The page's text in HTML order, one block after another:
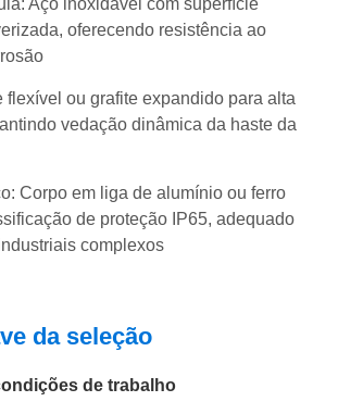
Aço inoxidável com superfície
oferecendo resistência ao
flexível ou grafite expandido para alta
vedação dinâmica da haste da
Corpo em liga de alumínio ou ferro
de proteção IP65, adequado
complexos
da seleção
de trabalho